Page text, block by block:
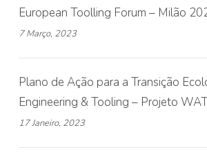
European Toolling Forum – Milão
7 Março, 2023
Plano de Ação para a Transição
Engineering & Tooling – Projeto
17 Janeiro, 2023